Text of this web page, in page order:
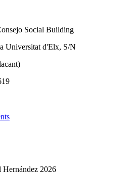
Social Building
Universitat d'Elx, S/N
2026